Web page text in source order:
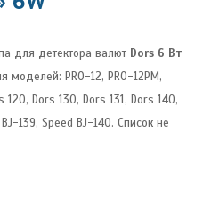
для детектора валют Dors 6 Вт
моделей: PRO-12, PRO-12PM,
120, Dors 130, Dors 131, Dors 140,
139, Speed BJ-140. Список не